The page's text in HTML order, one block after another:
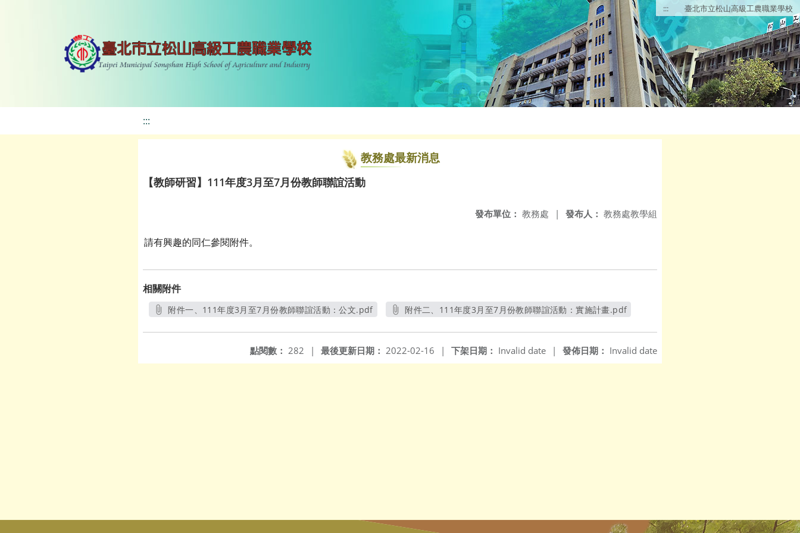
::: 臺北市立松山高級工農職業學校
:::
教務處最新消息
【教師研習】111年度3月至7月份教師聯誼活動
發布人： 教務處教學組
發布單位： 教務處 |
請有興趣的同仁參閱附件。
相關附件
附件一、111年度3月至7月份教師聯誼活動：公文.pdf
附件二、111年度3月至7月份教師聯誼活動：實施計畫.pdf
發佈日期： Invalid date
下架日期： Invalid date |
最後更新日期： 2022-02-16 |
點閱數： 282 |